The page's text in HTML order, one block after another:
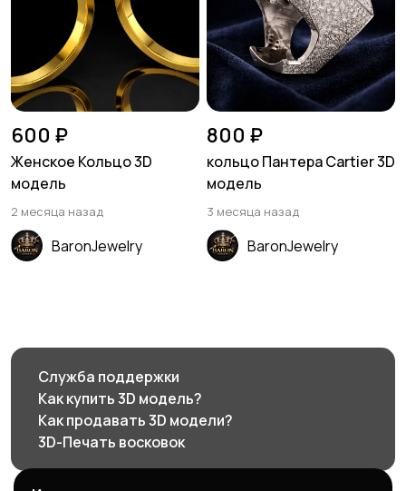
600 ₽
Женское Кольцо 3D
модель
2 месяца назад
BaronJewelry
800 ₽
кольцо Пантера Cartier 3D
модель
3 месяца назад
BaronJewelry
Служба поддержки
Как купить 3D модель?
Как продавать 3D модели?
3D-Печать восковок